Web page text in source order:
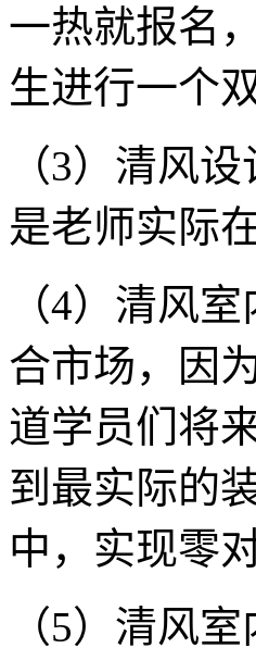
一热就报名
生进行一个
（3）清风
是老师实际
（4）清风
合市场，因
道学员们将
到最实际的
中，实现零
（5）清风